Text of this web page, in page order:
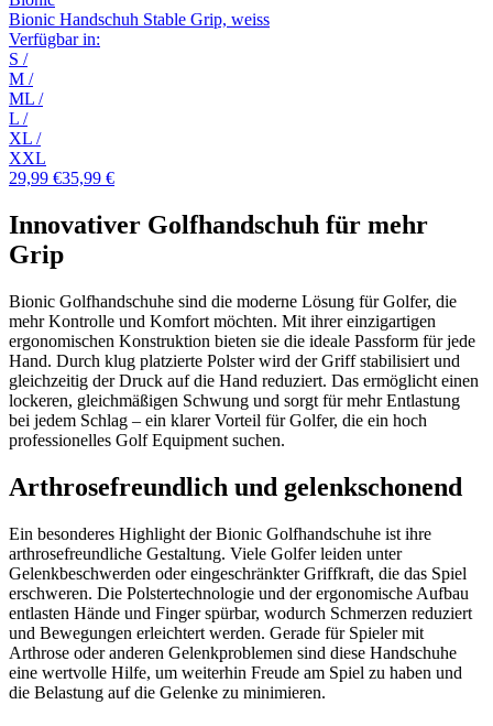
Bionic Handschuh Stable Grip, weiss
Verfügbar in:
S /
M /
ML /
L /
XL /
XXL
29,99 €35,99 €
Innovativer Golfhandschuh für mehr
Grip
Bionic Golfhandschuhe sind die moderne Lösung für Golfer, die
mehr Kontrolle und Komfort möchten. Mit ihrer einzigartigen
ergonomischen Konstruktion bieten sie die ideale Passform für jede
Hand. Durch klug platzierte Polster wird der Griff stabilisiert und
gleichzeitig der Druck auf die Hand reduziert. Das ermöglicht einen
lockeren, gleichmäßigen Schwung und sorgt für mehr Entlastung
bei jedem Schlag – ein klarer Vorteil für Golfer, die ein hoch
professionelles Golf Equipment suchen.
Arthrosefreundlich und gelenkschonend
Ein besonderes Highlight der Bionic Golfhandschuhe ist ihre
arthrosefreundliche Gestaltung. Viele Golfer leiden unter
Gelenkbeschwerden oder eingeschränkter Griffkraft, die das Spiel
erschweren. Die Polstertechnologie und der ergonomische Aufbau
entlasten Hände und Finger spürbar, wodurch Schmerzen reduziert
und Bewegungen erleichtert werden. Gerade für Spieler mit
Arthrose oder anderen Gelenkproblemen sind diese Handschuhe
eine wertvolle Hilfe, um weiterhin Freude am Spiel zu haben und
die Belastung auf die Gelenke zu minimieren.